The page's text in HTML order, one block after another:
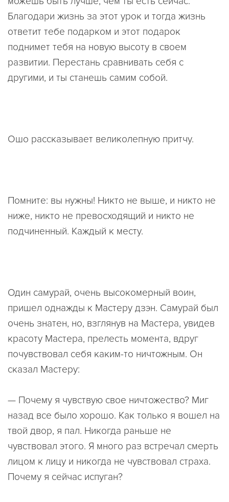
Благодари жизнь за этот урок и тогда жизнь
ответит тебе подарком и этот подарок
поднимет тебя на новую высоту в своем
развитии. Перестань сравнивать себя с
другими, и ты станешь самим собой.
Ошо рассказывает великолепную притчу.
Помните: вы нужны! Никто не выше, и никто не
ниже, никто не превосходящий и никто не
подчиненный. Каждый к месту.
Один самурай, очень высокомерный воин,
пришел однажды к Мастеру дзэн. Самурай был
очень знатен, но, взглянув на Мастера, увидев
красоту Мастера, прелесть момента, вдруг
почувствовал себя каким-то ничтожным. Он
сказал Мастеру:
— Почему я чувствую свое ничтожество? Миг
назад все было хорошо. Как только я вошел на
твой двор, я пал. Никогда раньше не
чувствовал этого. Я много раз встречал смерть
лицом к лицу и никогда не чувствовал страха.
Почему я сейчас испуган?